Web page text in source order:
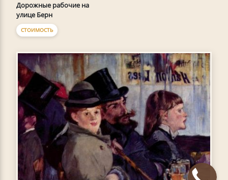
Дорожные рабочие на
улице Берн
СТОИМОСТЬ